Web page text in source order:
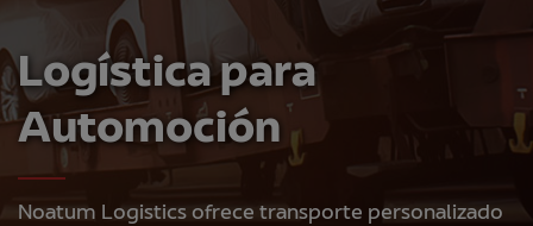
Logística para
Automoción
Noatum Logistics ofrece transporte personalizado